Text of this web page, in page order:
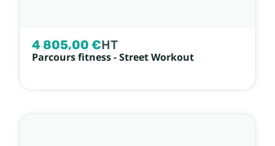
4 805,00 €HT
Parcours fitness - Street Workout